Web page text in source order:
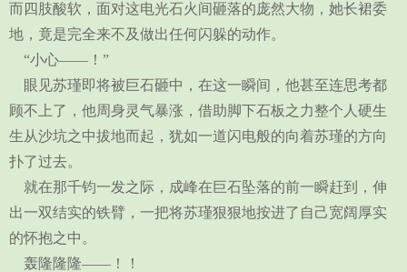
而四肢酸软，面对这电光石火间砸落的庞然大物，她长裙委
地，竟是完全来不及做出任何闪躲的动作。
“小心——！”
眼见苏瑾即将被巨石砸中，在这一瞬间，他甚至连思考都
顾不上了，他周身灵气暴涨，借助脚下石板之力整个人硬生
生从沙坑之中拔地而起，犹如一道闪电般的向着苏瑾的方向
扑了过去。
就在那千钧一发之际，成峰在巨石坠落的前一瞬赶到，伸
出一双结实的铁臂，一把将苏瑾狠狠地按进了自己宽阔厚实
的怀抱之中。
轰隆隆隆——！！